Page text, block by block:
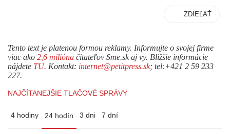
ZDIEĽAŤ
Tento text je platenou formou reklamy. Informujte o svojej firme
viac ako 2,6 milióna čitateľov Sme.sk aj vy. Bližšie informácie
nájdete TU. Kontakt: internet@petitpress.sk; tel:+421 2 59 233
227.
NAJČÍTANEJŠIE TLAČOVÉ SPRÁVY
4 hodiny 24 hodín 3 dni 7 dní